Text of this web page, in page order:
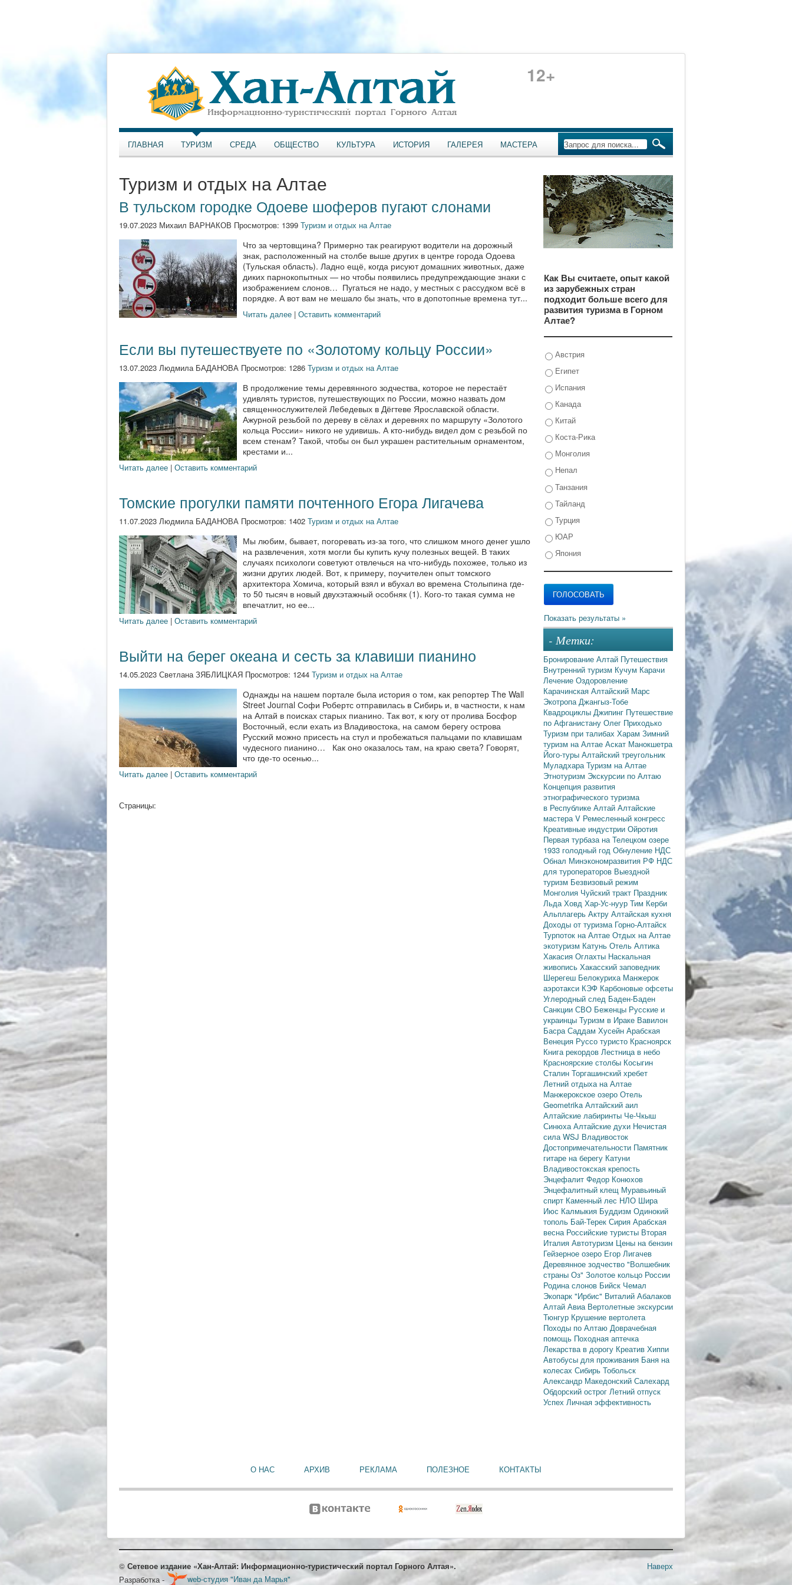
12+
ГЛАВНАЯ ТУРИЗМ СРЕДА ОБЩЕСТВО КУЛЬТУРА ИСТОРИЯ ГАЛЕРЕЯ МАСТЕРА
Туризм и отдых на Алтае
В тульском городке Одоеве шоферов пугают слонами
19.07.2023 Михаил ВАРНАКОВ Просмотров: 1399 Туризм и отдых на Алтае
Что за чертовщина? Примерно так реагируют водители на дорожный
знак, расположенный на столбе выше других в центре города Одоева
(Тульская область). Ладно ещё, когда рисуют домашних животных, даже
диких парнокопытных — но чтобы появились предупреждающие знаки с
изображением слонов… Пугаться не надо, у местных с рассудком всё в
порядке. А вот вам не мешало бы знать, что в допотопные времена тут...
Читать далее | Оставить комментарий
Если вы путешествуете по «Золотому кольцу России»
13.07.2023 Людмила БАДАНОВА Просмотров: 1286 Туризм и отдых на Алтае
В продолжение темы деревянного зодчества, которое не перестаёт
удивлять туристов, путешествующих по России, можно назвать дом
священнослужителей Лебедевых в Дёгтеве Ярославской области.
Ажурной резьбой по дереву в сёлах и деревнях по маршруту «Золотого
кольца России» никого не удивишь. А кто-нибудь видел дом с резьбой по
всем стенам? Такой, чтобы он был украшен растительным орнаментом,
крестами и...
Читать далее | Оставить комментарий
Томские прогулки памяти почтенного Егора Лигачева
11.07.2023 Людмила БАДАНОВА Просмотров: 1402 Туризм и отдых на Алтае
Мы любим, бывает, погоревать из-за того, что слишком много денег ушло
на развлечения, хотя могли бы купить кучу полезных вещей. В таких
случаях психологи советуют отвлечься на что-нибудь похожее, только из
жизни других людей. Вот, к примеру, поучителен опыт томского
архитектора Хомича, который взял и вбухал во времена Столыпина где-
то 50 тысяч в новый двухэтажный особняк (1). Кого-то такая сумма не
впечатлит, но ее...
Читать далее | Оставить комментарий
Выйти на берег океана и сесть за клавиши пианино
14.05.2023 Светлана ЗЯБЛИЦКАЯ Просмотров: 1244 Туризм и отдых на Алтае
Однажды на нашем портале была история о том, как репортер The Wall
Street Journal Софи Робертс отправилась в Сибирь и, в частности, к нам
на Алтай в поисках старых пианино. Так вот, к югу от пролива Босфор
Восточный, если ехать из Владивостока, на самом берегу острова
Русский можно присесть на стул и пробежаться пальцами по клавишам
чудесного пианино… Как оно оказалось там, на краю света? Говорят,
что где-то осенью...
Читать далее | Оставить комментарий
Страницы:
Как Вы считаете, опыт какой
из зарубежных стран
подходит больше всего для
развития туризма в Горном
Алтае?
Австрия
Египет
Испания
Канада
Китай
Коста-Рика
Монголия
Непал
Танзания
Тайланд
Турция
ЮАР
Япония
- Метки:
Бронирование Алтай Путешествия
Внутренний туризм Кучум Карачи
Лечение Оздоровление
Карачинская Алтайский Марс
ЭкотропаДжангыз-Тобе
Квадроциклы Джипинг Путешествие
по Афганистану Олег Приходько
Туризм при талибах Харам Зимний
туризм на Алтае Аскат Манокшетра
Його-туры Алтайский треугольник
МуладхараТуризм на Алтае
Этнотуризм Экскурсии по Алтаю
Концепция развития
этнографического туризма
в Республике Алтай Алтайские
мастераV Ремесленный конгресс
Креативные индустрии Ойротия
Первая турбаза на Телецком озере
1933 голодный год Обнуление НДС
Обнал Минэкономразвития РФ НДС
для туроператоров Выездной
туризм Безвизовый режим
Монголия Чуйский тракт Праздник
ЛьдаХовд Хар-Ус-нуур Тим Керби
Альплагерь Актру Алтайская кухня
Доходы от туризма Горно-Алтайск
Турпоток на Алтае Отдых на Алтае
экотуризм Катунь Отель Алтика
Хакасия Оглахты Наскальная
живопись Хакасский заповедник
Шерегеш Белокуриха Манжерок
аэротакси КЭФ Карбоновые офсеты
Углеродный след Баден-Баден
Санкции СВО Беженцы Русские и
украинцы Туризм в Ираке Вавилон
БасраСаддам Хусейн Арабская
Венеция Руссо туристо Красноярск
Книга рекордов Лестница в небо
Красноярские столбы Косыгин
Сталин Торгашинский хребет
Летний отдыха на Алтае
Манжерокское озеро Отель
Geometrika Алтайский аил
Алтайские лабиринты Че-Чкыш
СинюхаАлтайские духи Нечистая
силаWSJ Владивосток
Достопримечательности Памятник
гитаре на берегу Катуни
Владивостокская крепость
Энцефалит Федор Конюхов
Энцефалитный клещ Муравьиный
спирт Каменный лес НЛО Шира
Июс Калмыкия Буддизм Одинокий
тополь Бай-Терек Сирия Арабская
весна Российские туристы Вторая
Италия Автотуризм Цены на бензин
Гейзерное озеро Егор Лигачев
Деревянное зодчество "Волшебник
страны Оз" Золотое кольцо России
Родина слонов Бийск Чемал
Экопарк "Ирбис" Виталий Абалаков
Алтай Авиа Вертолетные экскурсии
Тюнгур Крушение вертолета
Походы по Алтаю Доврачебная
помощь Походная аптечка
Лекарства в дорогу Креатив Хиппи
Автобусы для проживания Баня на
колесах Сибирь Тобольск
Александр Македонский Салехард
Обдорский острог Летний отпуск
Успех Личная эффективность
О НАС АРХИВ РЕКЛАМА ПОЛЕЗНОЕ КОНТАКТЫ
Наверх
© Сетевое издание «Хан-Алтай: Информационно-туристический портал Горного Алтая».
Разработка -
web-студия "Иван да Марья"